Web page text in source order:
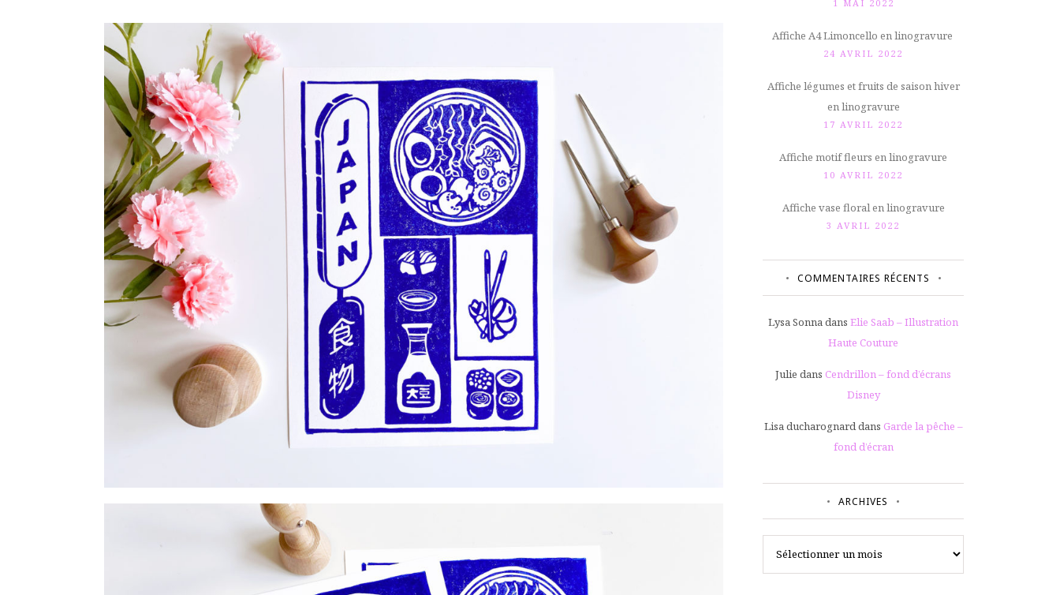
1 MAI 2022
Affiche A4 Limoncello en linogravure
24 AVRIL 2022
Affiche légumes et fruits de saison hiver
en linogravure
17 AVRIL 2022
Affiche motif fleurs en linogravure
10 AVRIL 2022
Affiche vase floral en linogravure
3 AVRIL 2022
COMMENTAIRES RÉCENTS
Lysa Sonna dans Elie Saab – Illustration
Haute Couture
Julie dans Cendrillon – fond d’écrans
Disney
Lisa ducharognard dans Garde la pêche –
fond d’écran
ARCHIVES